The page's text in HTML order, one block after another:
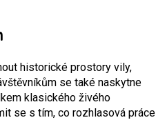
historické prostory vily,
se také naskytne
klasického živého
se s tím, co rozhlasová práce